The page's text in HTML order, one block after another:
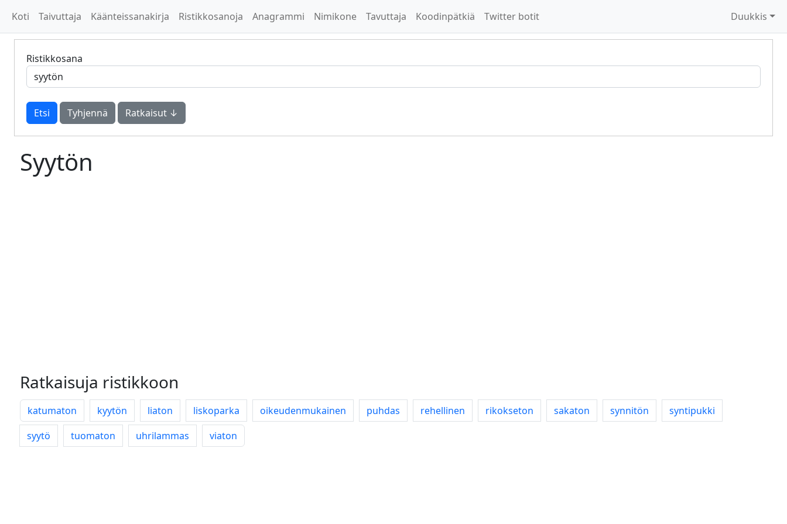
Koti Taivuttaja Käänteissanakirja Ristikkosanoja Anagrammi Nimikone Tavuttaja Koodinpätkiä Twitter botit Duukkis
Ristikkosana
Tyhjennä Ratkaisut ↓
Syytön
Ratkaisuja ristikkoon
katumaton kyytön liaton liskoparka oikeudenmukainen puhdas rehellinen rikokseton sakaton synnitön
syntipukki
syytö
tuomaton uhrilammas viaton